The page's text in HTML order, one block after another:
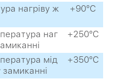
нагріву ж
+90°С
наг
+250°С
мід
+350°С